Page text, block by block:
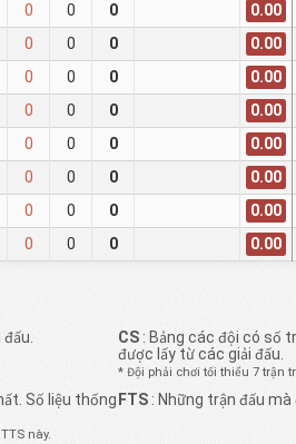
0 0 0 0.00
0 0 0 0.00
0 0 0 0.00
0 0 0 0.00
0 0 0 0.00
0 0 0 0.00
0 0 0 0.00
0 0 0 0.00
CS : Bảng các đội có số
được lấy từ các giải đấu.
* Đội phải chơi tối thiểu 7 trận
Số liệu thống
này.
FTS : Những trận đấu